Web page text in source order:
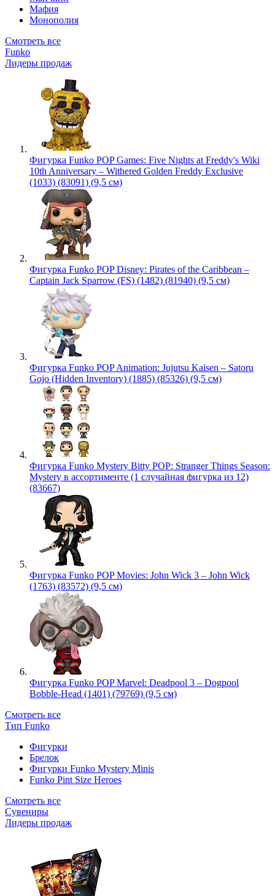
Мафия
Монополия
Смотреть все
Funko
Лидеры продаж
Фигурка Funko POP Games: Five Nights at Freddy's Wiki
10th Anniversary – Withered Golden Freddy Exclusive
(1033) (83091) (9,5 см)
Фигурка Funko POP Disney: Pirates of the Caribbean –
Captain Jack Sparrow (FS) (1482) (81940) (9,5 см)
Фигурка Funko POP Animation: Jujutsu Kaisen – Satoru
Gojo (Hidden Inventory) (1885) (85326) (9,5 см)
Фигурка Funko Mystery Bitty POP: Stranger Things Season:
Mystery в ассортименте (1 случайная фигурка из 12)
(83667)
Фигурка Funko POP Movies: John Wick 3 – John Wick
(1763) (83572) (9,5 см)
Фигурка Funko POP Marvel: Deadpool 3 – Dogpool
Bobble-Head (1401) (79769) (9,5 см)
Смотреть все
Тип Funko
Фигурки
Брелок
Фигурки Funko Mystery Minis
Funko Pint Size Heroes
Смотреть все
Сувениры
Лидеры продаж